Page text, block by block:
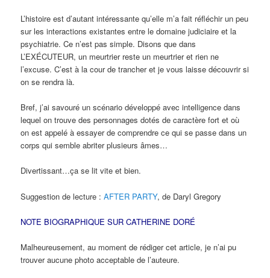
L’histoire est d’autant intéressante qu’elle m’a fait réfléchir un peu
sur les interactions existantes entre le domaine judiciaire et la
psychiatrie. Ce n’est pas simple. Disons que dans
L’EXÉCUTEUR, un meurtrier reste un meurtrier et rien ne
l’excuse. C’est à la cour de trancher et je vous laisse découvrir si
on se rendra là.
Bref, j’ai savouré un scénario développé avec intelligence dans
lequel on trouve des personnages dotés de caractère fort et où
on est appelé à essayer de comprendre ce qui se passe dans un
corps qui semble abriter plusieurs âmes…
Divertissant…ça se lit vite et bien.
Suggestion de lecture :AFTER PARTY, de Daryl Gregory
NOTE BIOGRAPHIQUE SUR CATHERINE DORÉ
Malheureusement, au moment de rédiger cet article, je n’ai pu
trouver aucune photo acceptable de l’auteure.